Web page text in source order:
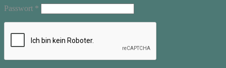
Passwort *